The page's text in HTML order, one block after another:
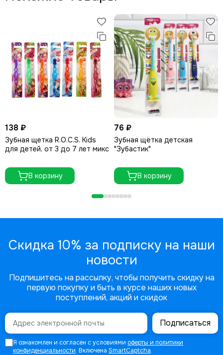
138 ₽
Зубная щетка R.O.C.S. Kids
для детей, от 3 до 7 лет микс
В корзину
76 ₽
Зубная щётка детская
"Зубастик"
В корзину
Скидка 10% за подписку на наши
новости
Подпишитесь на рассылку, чтобы получить скидку на
первую покупку и быть в курсе наших новых
поступлений, акций и скидок
Подписаться
Я ознакомлен и согласен с условиями оферты и политики
конфиденциальности. Включена SmartCaptcha.